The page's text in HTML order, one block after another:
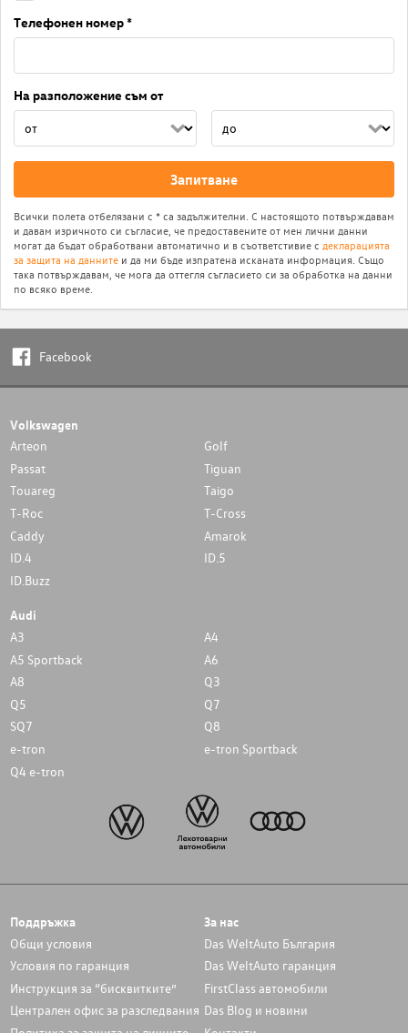
Телефонен номер *
На разположение съм от
Запитване
Всички полета отбелязани с * са задължителни. С настоящото потвърждавам
и давам изричното си съгласие, че предоставените от мен лични данни
могат да бъдат обработвани автоматично и в съответстивие с декларацията
за защита на данните и да ми бъде изпратена исканата информация. Също
така потвърждавам, че мога да оттегля съгласието си за обработка на данни
по всяко време.
Facebook
Volkswagen
Arteon
Golf
Passat
Tiguan
Touareg
Taigo
T-Roc
T-Cross
Caddy
Amarok
ID.4
ID.5
ID.Buzz
Audi
A3
A4
A5 Sportback
A6
A8
Q3
Q5
Q7
SQ7
Q8
e-tron
e-tron Sportback
Q4 e-tron
Поддръжка
Общи условия
Условия по гаранция
Инструкция за “бисквитките”
Централен офис за разследвания
За нас
Das WeltAuto България
Das WeltAuto гаранция
FirstClass автомобили
Das Blog и новини